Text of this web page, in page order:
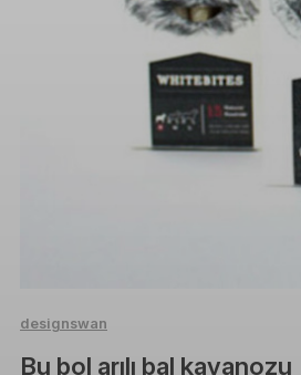
designswan
Bu bol arılı bal kavanozu